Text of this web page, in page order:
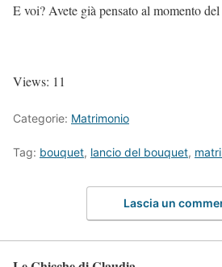
E voi? Avete già pensato al momento del
Views: 11
Categorie: Matrimonio
Tag: bouquet, lancio del bouquet,
Lascia un